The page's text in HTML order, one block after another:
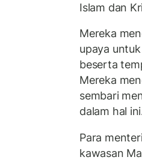
Islam dan
Mereka
upaya
beserta
Mereka
sembari
dalam hal
Para
kawasan